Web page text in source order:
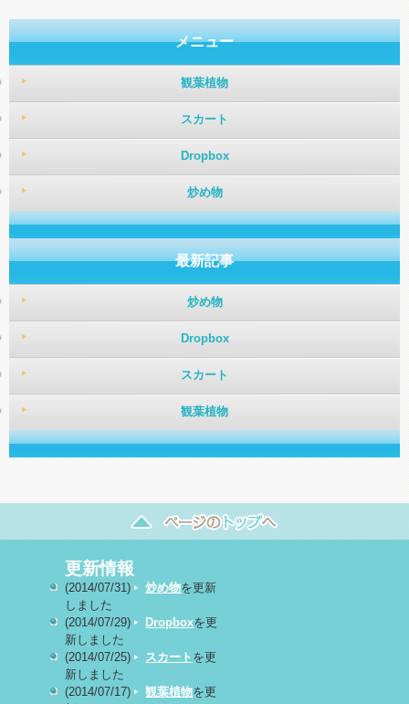
メニュー
観葉植物
スカート
Dropbox
炒め物
最新記事
炒め物
Dropbox
スカート
観葉植物
更新情報
(2014/07/31) 炒め物を更新
しました
(2014/07/29)
Dropboxを更
新しました
(2014/07/25)
スカート を更
新しました
(2014/07/17)
観葉植物を更